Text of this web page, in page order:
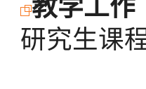
教学工作
研究生课